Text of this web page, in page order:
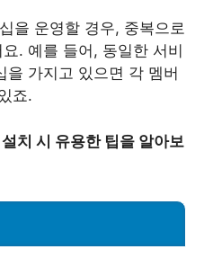
을 운영할 경우, 중복으로
. 예를 들어, 동일한 서비
을 가지고 있으면 각 멤버
죠.
치 시 유용한 팁을 알아보